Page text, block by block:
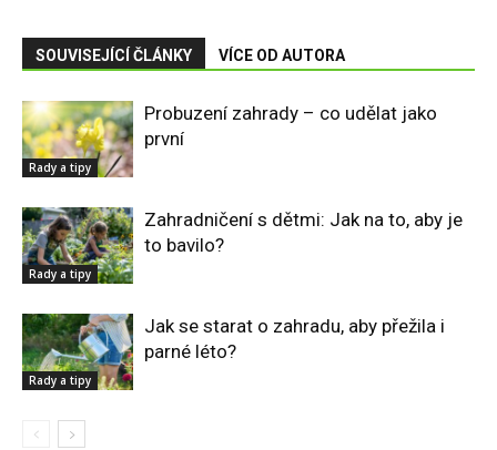
SOUVISEJÍCÍ ČLÁNKY VÍCE OD AUTORA
Rady a tipy
Probuzení zahrady – co udělat jako
první
Rady a tipy
Zahradničení s dětmi: Jak na to, aby je
to bavilo?
Rady a tipy
Jak se starat o zahradu, aby přežila i
parné léto?